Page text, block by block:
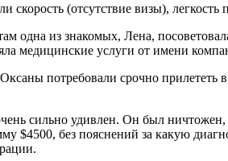
(отсутствие визы), легкость
одна из знакомых, Лена,
медицинские услуги от имени
потребовали срочно прилететь
сильно удивлен. Он был
$4500, без пояснений за какую